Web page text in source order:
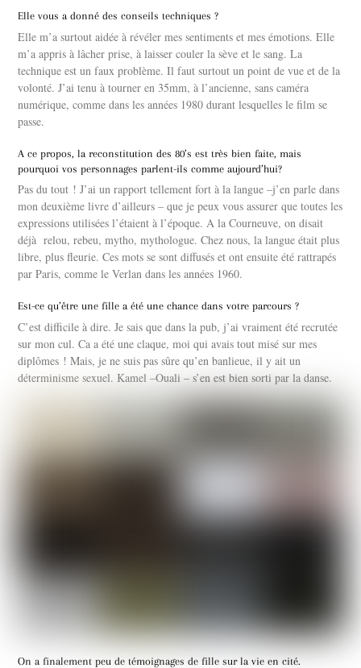
Elle vous a donné des conseils techniques ?
Elle m’a surtout aidée à révéler mes sentiments et mes émotions. Elle
m’a appris à lâcher prise, à laisser couler la sève et le sang. La
technique est un faux problème. Il faut surtout un point de vue et de la
volonté. J’ai tenu à tourner en 35mm, à l’ancienne, sans caméra
numérique, comme dans les années 1980 durant lesquelles le film se
passe.
A ce propos, la reconstitution des 80’s est très bien faite, mais
pourquoi vos personnages parlent-ils comme aujourd’hui?
Pas du tout ! J’ai un rapport tellement fort à la langue –j’en parle dans
mon deuxième livre d’ailleurs – que je peux vous assurer que toutes les
expressions utilisées l’étaient à l’époque. A la Courneuve, on disait
déjà relou, rebeu, mytho, mythologue. Chez nous, la langue était plus
libre, plus fleurie. Ces mots se sont diffusés et ont ensuite été rattrapés
par Paris, comme le Verlan dans les années 1960.
Est-ce qu’être une fille a été une chance dans votre parcours ?
C’est difficile à dire. Je sais que dans la pub, j’ai vraiment été recrutée
sur mon cul. Ca a été une claque, moi qui avais tout misé sur mes
diplômes ! Mais, je ne suis pas sûre qu’en banlieue, il y ait un
déterminisme sexuel. Kamel –Ouali – s’en est bien sorti par la danse.
On a finalement peu de témoignages de fille sur la vie en cité.